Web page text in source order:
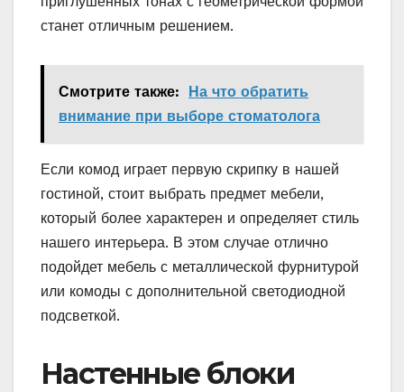
станет отличным решением.
Смотрите также:
На что обратить
внимание при выборе стоматолога
Если комод играет первую скрипку в нашей
гостиной, стоит выбрать предмет мебели,
который более характерен и определяет стиль
нашего интерьера. В этом случае отлично
подойдет мебель с металлической фурнитурой
или комоды с дополнительной светодиодной
подсветкой.
Настенные блоки